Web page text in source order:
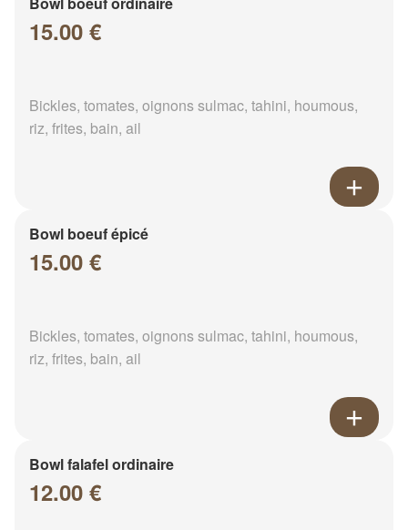
15.00 €
Bickles, tomates, oignons sulmac, tahini, houmous,
riz, frites, bain, ail
Bowl boeuf épicé
15.00 €
Bickles, tomates, oignons sulmac, tahini, houmous,
riz, frites, bain, ail
Bowl falafel ordinaire
12.00 €